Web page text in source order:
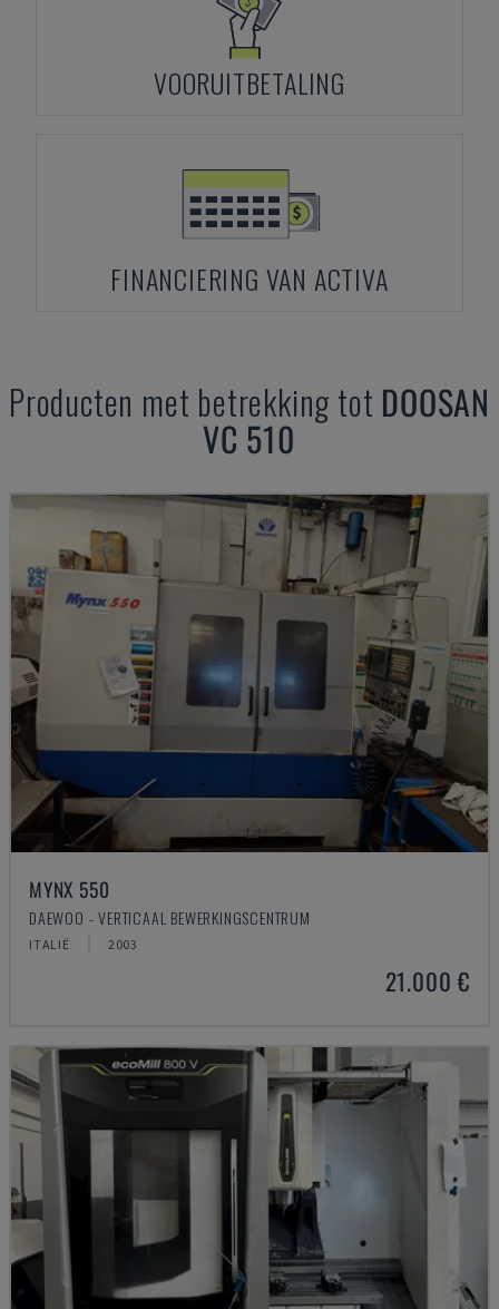
VOORUITBETALING
FINANCIERING VAN ACTIVA
Producten met betrekking tot DOOSAN
VC 510
MYNX 550
DAEWOO - VERTICAAL BEWERKINGSCENTRUM
ITALIË 2003
21.000 €